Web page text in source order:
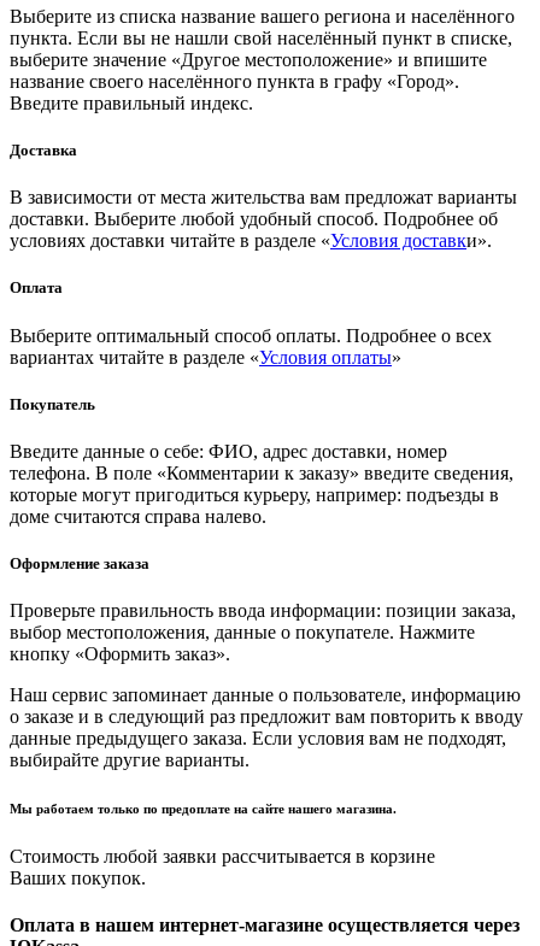
Выберите из списка название вашего региона и населённого
пункта. Если вы не нашли свой населённый пункт в списке,
выберите значение «Другое местоположение» и впишите
название своего населённого пункта в графу «Город».
Введите правильный индекс.
Доставка
В зависимости от места жительства вам предложат варианты
доставки. Выберите любой удобный способ. Подробнее об
условиях доставки читайте в разделе «Условия доставки».
Оплата
Выберите оптимальный способ оплаты. Подробнее о всех
вариантах читайте в разделе «Условия оплаты»
Покупатель
Введите данные о себе: ФИО, адрес доставки, номер
телефона. В поле «Комментарии к заказу» введите сведения,
которые могут пригодиться курьеру, например: подъезды в
доме считаются справа налево.
Оформление заказа
Проверьте правильность ввода информации: позиции заказа,
выбор местоположения, данные о покупателе. Нажмите
кнопку «Оформить заказ».
Наш сервис запоминает данные о пользователе, информацию
о заказе и в следующий раз предложит вам повторить к вводу
данные предыдущего заказа. Если условия вам не подходят,
выбирайте другие варианты.
Мы работаем только по предоплате на сайте нашего магазина.
Стоимость любой заявки рассчитывается в корзине
Ваших покупок.
Оплата в нашем интернет-магазине осуществляется через